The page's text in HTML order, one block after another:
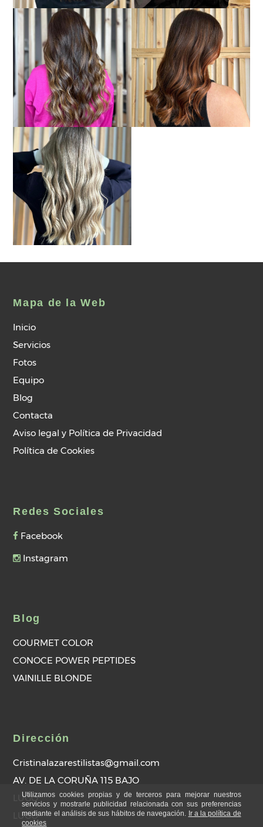
Mapa de la Web
Inicio
Servicios
Fotos
Equipo
Blog
Contacta
Aviso legal y Política de Privacidad
Política de Cookies
Redes Sociales
Facebook
Instagram
Blog
GOURMET COLOR
CONOCE POWER PEPTIDES
VAINILLE BLONDE
Dirección
Cristinalazarestilistas@gmail.com
AV. DE LA CORUÑA 115 BAJO
LUGO
LUGO
Utilizamos cookies propias y de terceros para mejorar nuestros
servicios y mostrarle publicidad relacionada con sus preferencias
mediante el análisis de sus hábitos de navegación. Ir a la política de
cookies